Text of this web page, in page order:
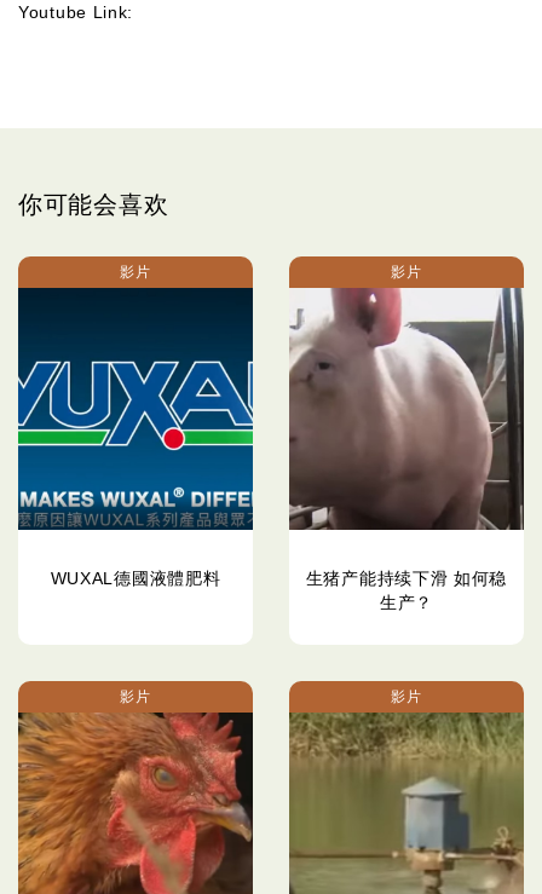
Youtube Link:
你可能会喜欢
影片
WUXAL德國液體肥料
影片
生猪产能持续下滑 如何稳
生产？
影片 影片